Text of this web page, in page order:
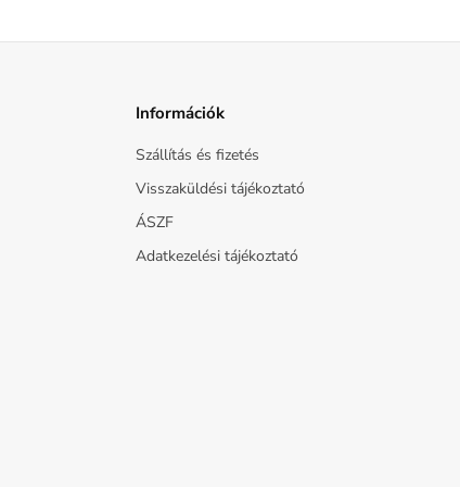
Információk
Szállítás és fizetés
Visszaküldési tájékoztató
ÁSZF
Adatkezelési tájékoztató